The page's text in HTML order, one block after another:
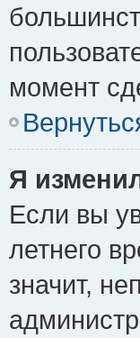
момент
Я
Если вы
летнего
значит,